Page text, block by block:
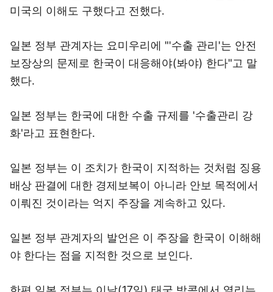
미국의 이해도 구했다고 전했다.
일본 정부 관계자는 요미우리에 "'수출 관리'는 안전
보장상의 문제로 한국이 대응해야(봐야) 한다"고 말
했다.
일본 정부는 한국에 대한 수출 규제를 '수출관리 강
화'라고 표현한다.
일본 정부는 이 조치가 한국이 지적하는 것처럼 징용
배상 판결에 대한 경제보복이 아니라 안보 목적에서
이뤄진 것이라는 억지 주장을 계속하고 있다.
일본 정부 관계자의 발언은 이 주장을 한국이 이해해
야 한다는 점을 지적한 것으로 보인다.